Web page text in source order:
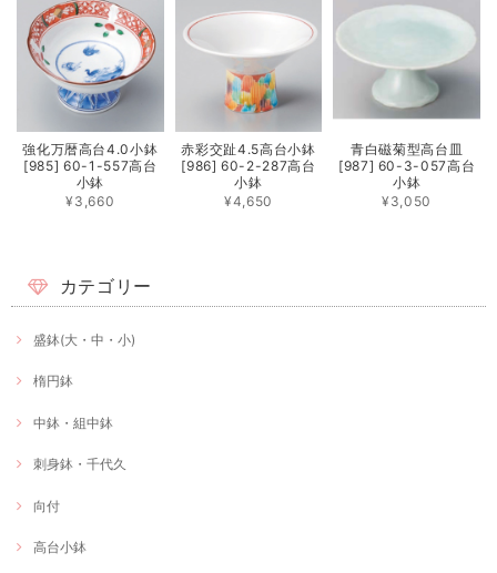
強化万暦高台4.0小鉢
[985] 60-1-557高台
小鉢
¥3,660
赤彩交趾4.5高台小鉢
[986] 60-2-287高台
小鉢
¥4,650
青白磁菊型高台皿
[987] 60-3-057高台
小鉢
¥3,050
カテゴリー
盛鉢(大・中・小)
楕円鉢
中鉢・組中鉢
刺身鉢・千代久
向付
高台小鉢